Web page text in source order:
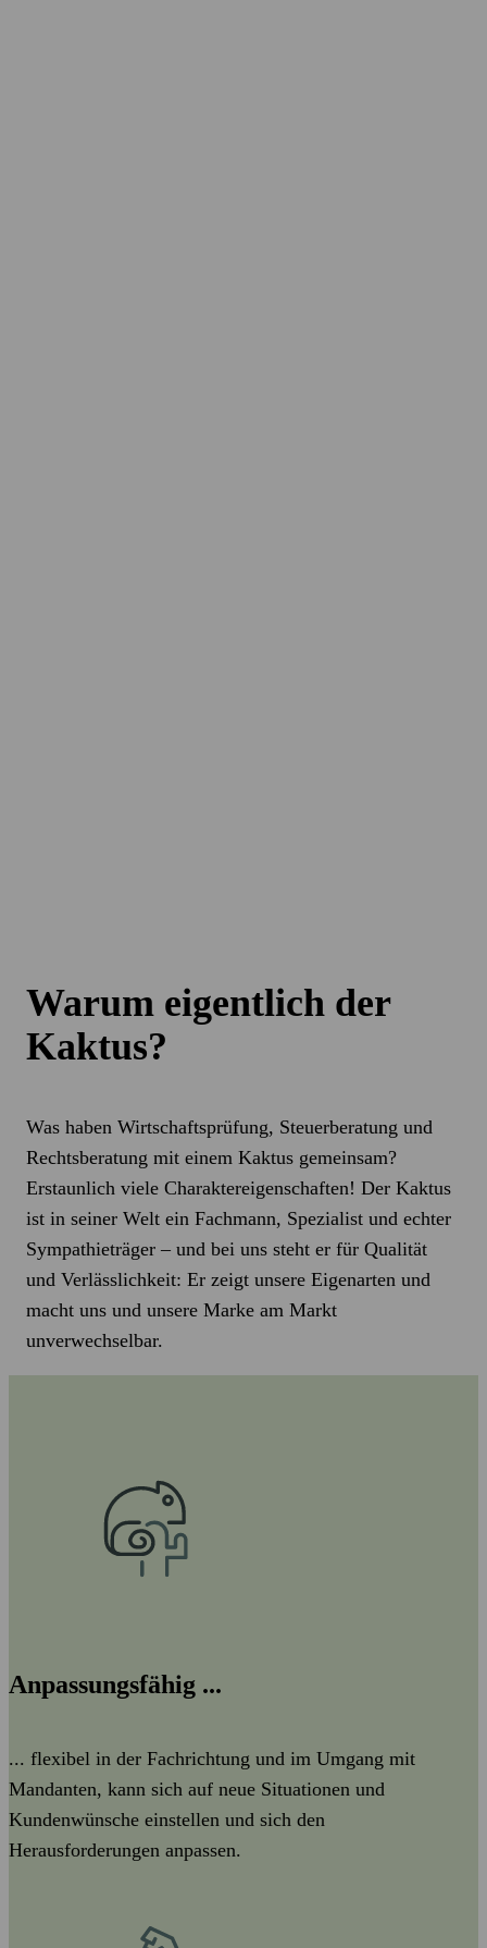
Warum eigentlich der
Kaktus?
Was haben Wirtschaftsprüfung, Steuerberatung und
Rechtsberatung mit einem Kaktus gemeinsam?
Erstaunlich viele Charaktereigenschaften! Der Kaktus
ist in seiner Welt ein Fachmann, Spezialist und echter
Sympathieträger – und bei uns steht er für Qualität
und Verlässlichkeit: Er zeigt unsere Eigenarten und
macht uns und unsere Marke am Markt
unverwechselbar.
Anpassungsfähig ...
... flexibel in der Fachrichtung und im Umgang mit
Mandanten, kann sich auf neue Situationen und
Kundenwünsche einstellen und sich den
Herausforderungen anpassen.